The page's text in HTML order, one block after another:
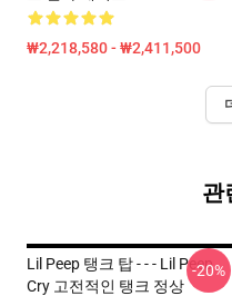
₩2,218,580 - ₩2,411,500
관
Lil Peep 탱크 탑 - - - Lil Peep
Cry 고전적인 탱크 정상
-20%